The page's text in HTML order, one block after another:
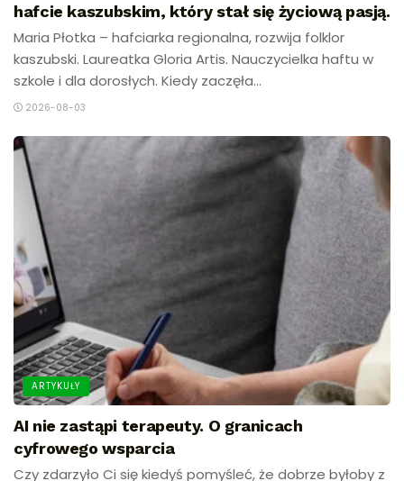
hafcie kaszubskim, który stał się życiową pasją.
Maria Płotka – hafciarka regionalna, rozwija folklor
kaszubski. Laureatka Gloria Artis. Nauczycielka haftu w
szkole i dla dorosłych. Kiedy zaczęła...
2026-08-03
ARTYKUŁY
AI nie zastąpi terapeuty. O granicach
cyfrowego wsparcia
Czy zdarzyło Ci się kiedyś pomyśleć, że dobrze byłoby z